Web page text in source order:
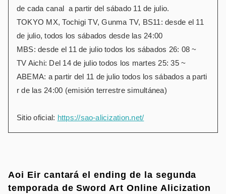
de cada canal a partir del sábado 11 de julio.
TOKYO MX, Tochigi TV, Gunma TV, BS11: desde el 11
de julio, todos los sábados desde las 24:00
MBS: desde el 11 de julio todos los sábados 26: 08 ~
TV Aichi: Del 14 de julio todos los martes 25: 35 ~
ABEMA: a partir del 11 de julio todos los sábados a parti
r de las 24:00 (emisión terrestre simultánea)
Sitio oficial: https://sao-alicization.net/
Aoi Eir cantará el ending de la segunda
temporada de Sword Art Online Alicization